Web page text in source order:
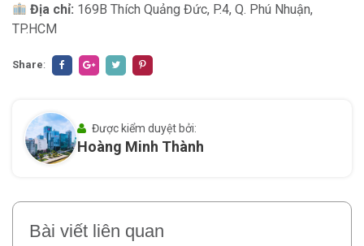
Địa chỉ: 169B Thích Quảng Đức, P.4, Q. Phú Nhuận,
TP.HCM
Share:
Được kiểm duyệt bởi:
Hoàng Minh Thành
Bài viết liên quan